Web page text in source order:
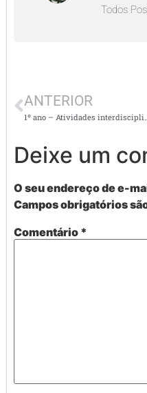
Todos
ANTERIOR
Deixe um
O seu endereço de e-
Campos obrigatórios
Comentário *